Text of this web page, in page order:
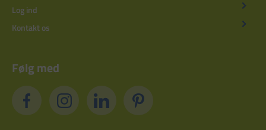
Log ind
Kontakt os
Følg med